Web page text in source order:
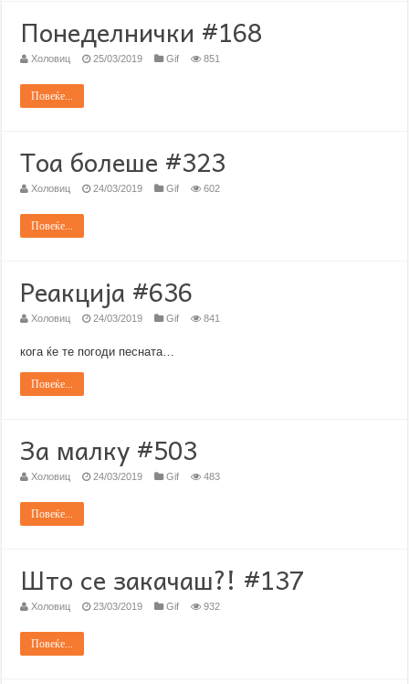
Понеделнички #168
Холовиц 25/03/2019 Gif 851
Повеќе...
Тоа болеше #323
Холовиц 24/03/2019 Gif 602
Повеќе...
Реакција #636
Холовиц 24/03/2019 Gif 841
кога ќе те погоди песната…
Повеќе...
За малку #503
Холовиц 24/03/2019 Gif 483
Повеќе...
Што се закачаш?! #137
Холовиц 23/03/2019 Gif 932
Повеќе...